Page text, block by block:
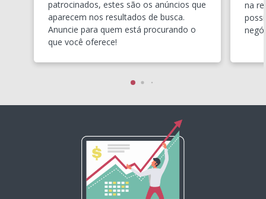
patrocinados, estes são os anúncios que
aparecem nos resultados de busca.
Anuncie para quem está procurando o
que você oferece!
na